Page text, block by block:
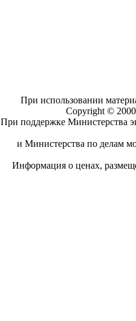
При использовании
Copyright ©
При поддержке Министерства
и Министерства по делам
Информация о ценах,